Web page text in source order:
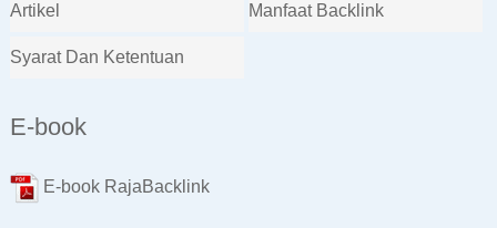
Artikel Manfaat Backlink
Syarat Dan Ketentuan
E-book
E-book RajaBacklink